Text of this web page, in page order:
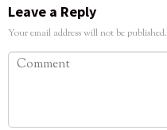
Leave a Reply
Your email address will not be published.